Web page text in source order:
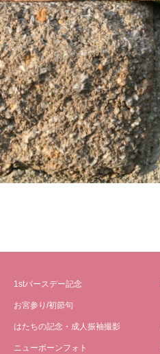
1stバースデー記念
お宮参り/初節句
はたちの記念・成人振袖撮影
ニューボーンフォト